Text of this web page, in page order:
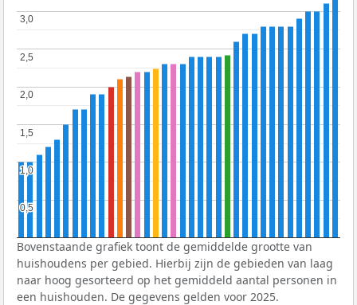
0,5
0,5
1,0
1,0
1,5
1,5
2,0
2,0
2,5
2,5
3,0
3,0
Bovenstaande grafiek toont de gemiddelde grootte van
huishoudens per gebied. Hierbij zijn de gebieden van laag
naar hoog gesorteerd op het gemiddeld aantal personen in
een huishouden. De gegevens gelden voor 2025.